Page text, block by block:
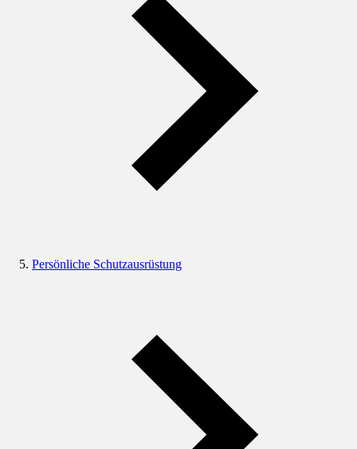
Persönliche Schutzausrüstung